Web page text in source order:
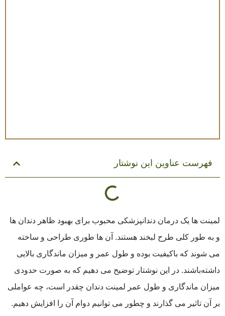
فهرست عناوین این نوشتار
لمینت ها یک درمان دندانپزشکی محبوب برای بهبود ظاهر دندان ها
و به طور کلی طرح لبخند هستند. آن ها طوری طراحی و ساخته
می شوند که باکیفیت بوده و طول عمر و میزان ماندگاری بالایی
داشته‌باشند. در این نوشتار توضیح می دهیم که به صورت حدودی
میزان ماندگاری و طول عمر لمینت دندان چقدر است، چه عواملی
بر آن تاثیر می گذارند و چطور می توانیم دوام آن را افزایش دهیم.